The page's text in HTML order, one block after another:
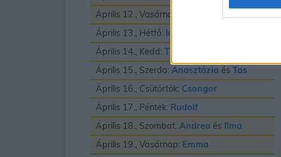
Április 12., Vasárnap:
Április 13., Hétfő: Ida
Április 14., Kedd: Tibor
Április 15., Szerda: Anasztázia és Tas
Április 16., Csütörtök: Csongor
Április 17., Péntek: Rudolf
Április 18., Szombat: Andrea és Ilma
Április 19., Vasárnap: Emma